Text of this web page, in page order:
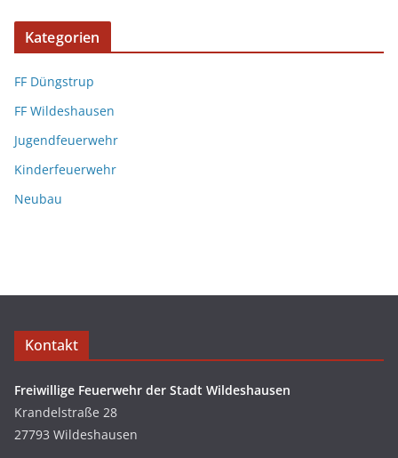
Kategorien
FF Düngstrup
FF Wildeshausen
Jugendfeuerwehr
Kinderfeuerwehr
Neubau
Kontakt
Freiwillige Feuerwehr der Stadt Wildeshausen
Krandelstraße 28
27793 Wildeshausen